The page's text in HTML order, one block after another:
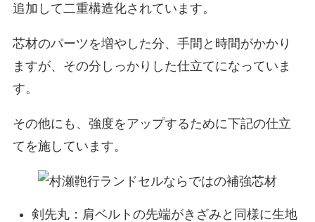
追加して二重構造化されています。
芯材のパーツを増やした分、手間と時間がかかり
ますが、その分しっかりした仕立てになっていま
す。
その他にも、強度をアップするために下記の仕立
てを施しています。
剣先丸：肩ベルトの先端がきざみと同様に生地